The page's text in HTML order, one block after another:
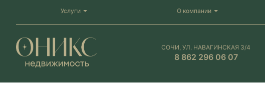
Услуги О компании
СОЧИ, УЛ. НАВАГИНСКАЯ 3/4
8 862 296 06 07